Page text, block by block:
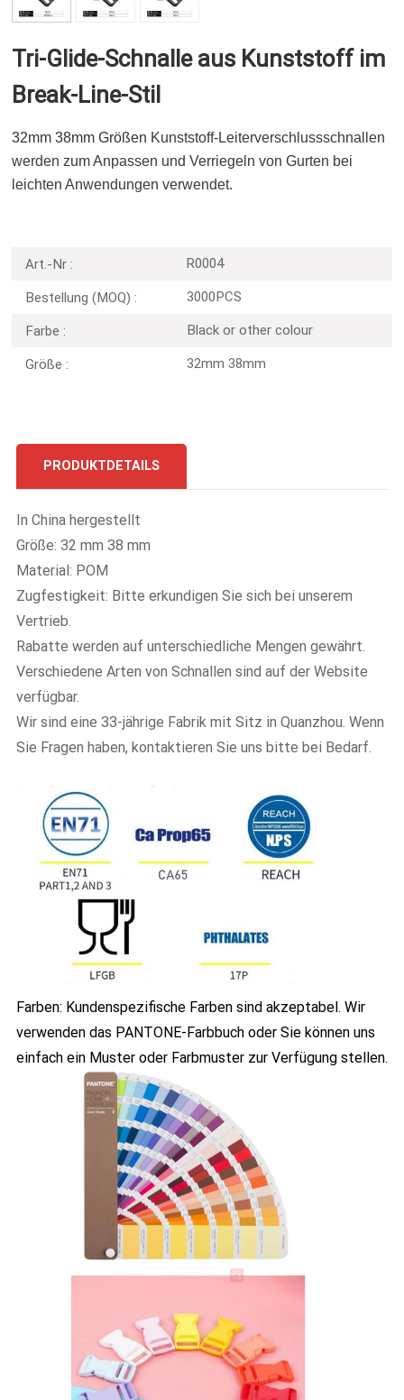
Tri-Glide-Schnalle aus Kunststoff im
Break-Line-Stil
32mm 38mm Größen Kunststoff-Leiterverschlussschnallen
werden zum Anpassen und Verriegeln von Gurten bei
leichten Anwendungen verwendet.
Art.-Nr : R0004
Bestellung (MOQ) : 3000PCS
Farbe : Black or other colour
Größe : 32mm 38mm
PRODUKTDETAILS
In China hergestellt
Größe: 32 mm 38 mm
Material: POM
Zugfestigkeit: Bitte erkundigen Sie sich bei unserem
Vertrieb.
Rabatte werden auf unterschiedliche Mengen gewährt.
Verschiedene Arten von Schnallen sind auf der Website
verfügbar.
Wir sind eine 33-jährige Fabrik mit Sitz in Quanzhou. Wenn
Sie Fragen haben, kontaktieren Sie uns bitte bei Bedarf.
Farben: Kundenspezifische Farben sind akzeptabel. Wir
verwenden das PANTONE-Farbbuch oder Sie können uns
einfach ein Muster oder Farbmuster zur Verfügung stellen.